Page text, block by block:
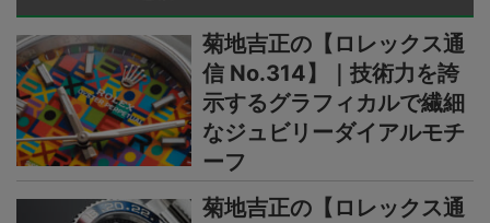
菊地吉正の【ロレックス通
信 No.314】｜技術力を誇
示するグラフィカルで繊細
なジュビリーダイアルモチ
ーフ
菊地吉正の【ロレックス通